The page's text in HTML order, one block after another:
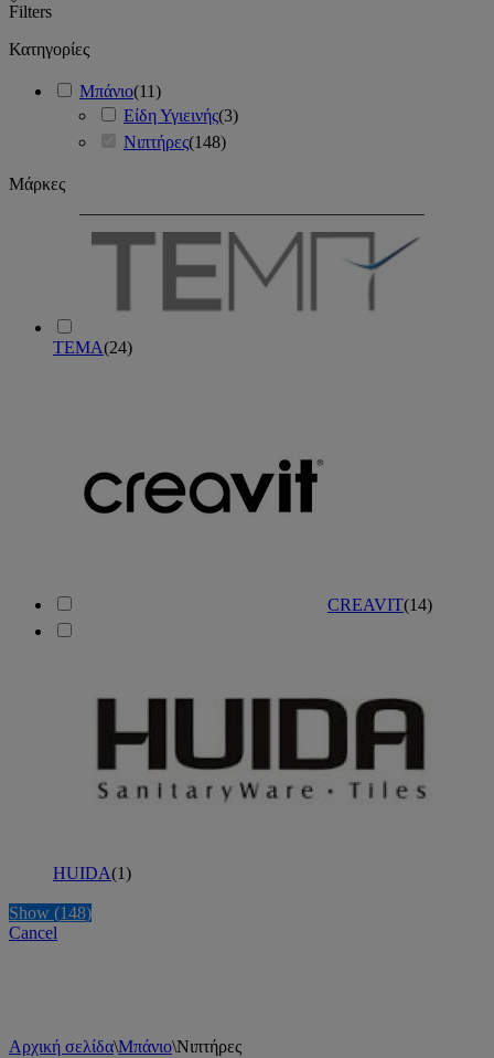
Filters
Κατηγορίες
Μπάνιο(11)
Είδη Υγιεινής(3)
Νιπτήρες(148)
Μάρκες
TEMA(24)
CREAVIT(14)
HUIDA(1)
Show (148)
Cancel
Αρχική σελίδα\Μπάνιο\Νιπτήρες